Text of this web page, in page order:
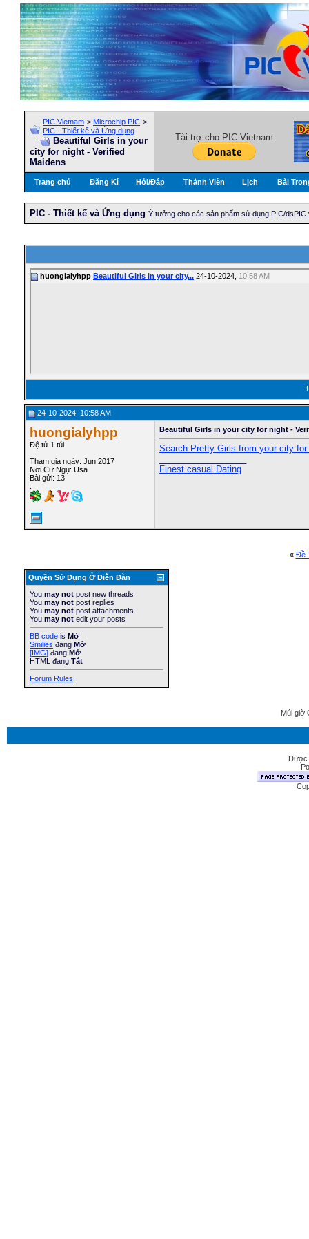
PIC Vietnam > Microchip PIC >
PIC - Thiết kế và Ứng dụng
Beautiful Girls in your
city for night - Verified
Maidens
Tài trợ cho PIC Vietnam
Trang chủ Đăng Kí Hỏi/Ðáp Thành Viên Lịch Bài
PIC - Thiết kế và Ứng dụng Ý tưởng cho các sản phẩm sử dụng PIC/
huongialyhpp Beautiful Girls in your city... 24-10-2024, 10:58 AM
24-10-2024, 10:58 AM
huongialyhpp
Đệ tử 1 túi
Tham gia ngày: Jun 2017
Nơi Cư Ngụ: Usa
Bài gửi: 13
:
Beautiful Girls in your city for night -
Search Pretty Girls from your city for
Finest casual Dating
« Ðề
Quyền Sử Dụng Ở Diễn Ðàn
You may not post new threads
You may not post replies
You may not post attachments
You may not edit your posts
BB code is Mở
Smilies đang Mở
[IMG] đang Mở
HTML đang Tắt
Forum Rules
Múi giờ
Được